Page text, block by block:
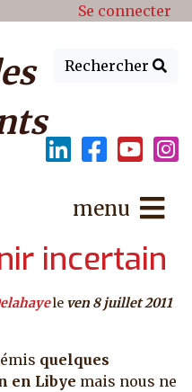
de Se connecter
Rechercher
menu
incertain
le ven 8 juillet 2011
quelques
en Libye mais nous ne